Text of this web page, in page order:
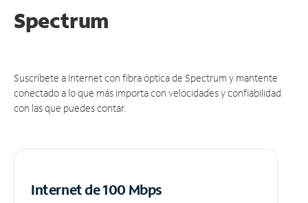
Spectrum
Suscríbete a Internet con fibra óptica de Spectrum y mantente
conectado a lo que más importa con velocidades y confiabilidad
con las que puedes contar.
Internet de 100 Mbps